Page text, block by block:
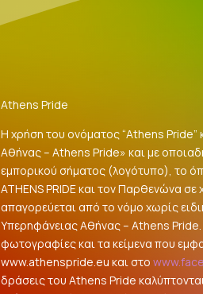
Athens Pride
Η χρήση του ονόματος “Athens Pride”
Αθήνας – Athens Pride» και με
εμπορικού σήματος (λογότυπο), το
ATHENS PRIDE και τον Παρθενώνα
απαγορεύεται από το νόμο χωρίς
Υπερηφάνειας Αθήνας – Athens Pride.
φωτογραφίες και τα κείμενα που
www.athenspride.eu και στο
δράσεις του Athens Pride